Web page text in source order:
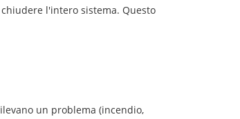
l'intero sistema. Questo
un problema (incendio,